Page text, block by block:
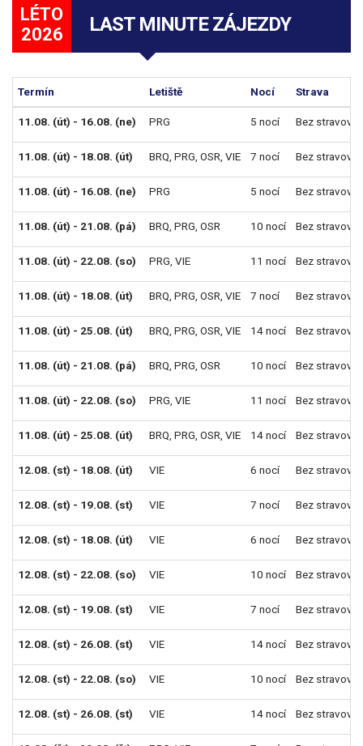
LÉTO
2026
LAST MINUTE ZÁJEZDY
Termín Letiště Nocí Strava
11.08. (út) - 16.08. (ne) PRG 5 nocí Bez
11.08. (út) - 18.08. (út) BRQ PRG OSR VIE 7 nocí Bez
11.08. (út) - 16.08. (ne) PRG 5 nocí Bez
11.08. (út) - 21.08. (pá) BRQ PRG OSR 10 nocí Bez
11.08. (út) - 22.08. (so) PRG VIE 11 nocí Bez
11.08. (út) - 18.08. (út) BRQ PRG OSR VIE 7 nocí Bez
11.08. (út) - 25.08. (út) BRQ PRG OSR VIE 14 nocí Bez
11.08. (út) - 21.08. (pá) BRQ PRG OSR 10 nocí Bez
11.08. (út) - 22.08. (so) PRG VIE 11 nocí Bez
11.08. (út) - 25.08. (út) BRQ PRG OSR VIE 14 nocí Bez
12.08. (st) - 18.08. (út) VIE 6 nocí Bez
12.08. (st) - 19.08. (st) VIE 7 nocí Bez
12.08. (st) - 18.08. (út) VIE 6 nocí Bez
12.08. (st) - 22.08. (so) VIE 10 nocí Bez
12.08. (st) - 19.08. (st) VIE 7 nocí Bez
12.08. (st) - 26.08. (st) VIE 14 nocí Bez
12.08. (st) - 22.08. (so) VIE 10 nocí Bez
12.08. (st) - 26.08. (st) VIE 14 nocí Bez